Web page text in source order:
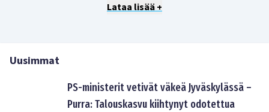
Lataa lisää +
Uusimmat
PS-ministerit vetivät väkeä Jyväskylässä –
Purra: Talouskasvu kiihtynyt odotettua